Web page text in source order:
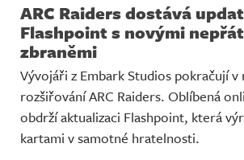
ARC Raiders dostává
Flashpoint s novými
zbraněmi
Vývojáři z Embark Studios pokračují v
rozšiřování ARC Raiders. Oblíbená
obdrží aktualizaci Flashpoint, která
kartami v samotné hratelnosti.